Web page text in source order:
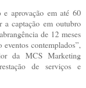
e aprovação em até 60
a captação em outubro
de 12 meses
contemplados”,
da MCS Marketing
de serviços e